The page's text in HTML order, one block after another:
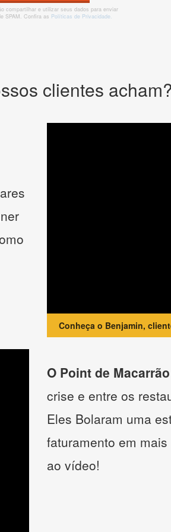
compartilhar e utilizar seus dados para enviar
SPAM. Confira as Políticas de Privacidade.
clientes
Conheça o Benjamin,
O Point de Macarrão
crise e entre os
Eles Bolaram uma
faturamento em
ao vídeo!